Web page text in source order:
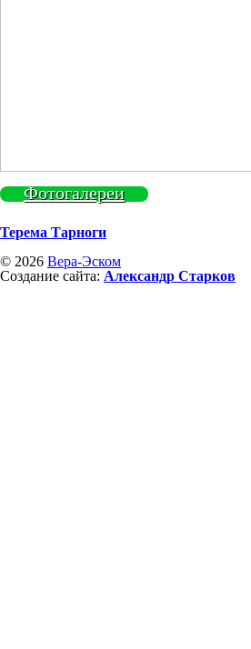
Фотогалереи
Терема Тарноги
© 2026 Вера-Эском
Создание сайта: Александр Старков